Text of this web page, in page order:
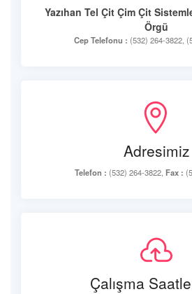
Yazıhan Tel Çit Çim Çit
Örgü
Cep Telefonu : (532) 264-3822,
Adresimiz
Telefon : (532) 264-3822, Fax :
Çalışma